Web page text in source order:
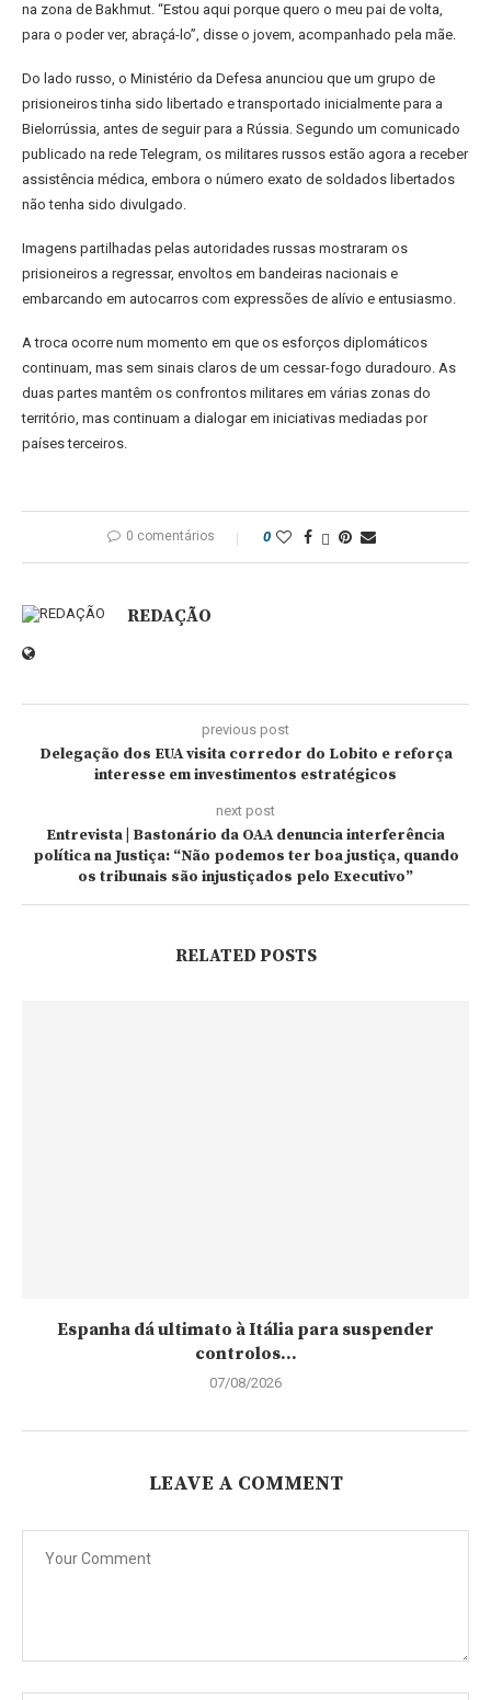
na zona de Bakhmut. “Estou aqui porque quero o meu pai de volta,
para o poder ver, abraçá-lo”, disse o jovem, acompanhado pela mãe.
Do lado russo, o Ministério da Defesa anunciou que um grupo de
prisioneiros tinha sido libertado e transportado inicialmente para a
Bielorrússia, antes de seguir para a Rússia. Segundo um comunicado
publicado na rede Telegram, os militares russos estão agora a receber
assistência médica, embora o número exato de soldados libertados
não tenha sido divulgado.
Imagens partilhadas pelas autoridades russas mostraram os
prisioneiros a regressar, envoltos em bandeiras nacionais e
embarcando em autocarros com expressões de alívio e entusiasmo.
A troca ocorre num momento em que os esforços diplomáticos
continuam, mas sem sinais claros de um cessar-fogo duradouro. As
duas partes mantêm os confrontos militares em várias zonas do
território, mas continuam a dialogar em iniciativas mediadas por
países terceiros.
0 comentários 0
REDAÇÃO
previous post
Delegação dos EUA visita corredor do Lobito e reforça
interesse em investimentos estratégicos
next post
Entrevista | Bastonário da OAA denuncia interferência
política na Justiça: “Não podemos ter boa justiça, quando
os tribunais são injustiçados pelo Executivo”
RELATED POSTS
Espanha dá ultimato à Itália para suspender
controlos...
07/08/2026
LEAVE A COMMENT